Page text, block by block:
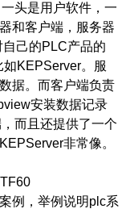
头是用户软件，一
和客户端，服务器
己的PLC产品的
KEPServer。服
据。而客户端负责
安装数据记录
而且还提供了一个
非常像。
例，举例说明plc系